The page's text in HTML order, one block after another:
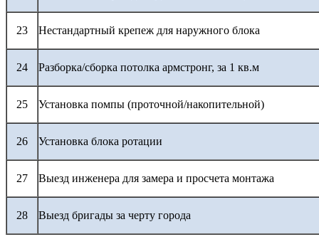
23 Нестандартный крепеж для наружного блока
24 Разборка/сборка потолка армстронг, за 1 кв.м
25 Установка помпы (проточной/накопительной)
26 Установка блока ротации
27 Выезд инженера для замера и просчета монтажа
28 Выезд бригады за черту города